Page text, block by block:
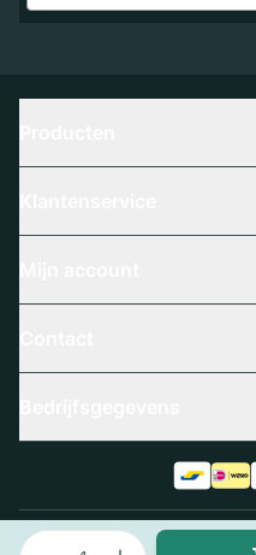
Aantal Algemene